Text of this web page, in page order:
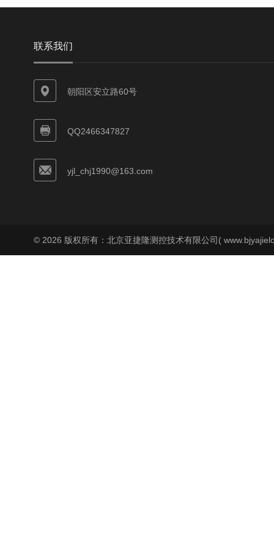
联系我们
朝阳区安立路60号
QQ2466347827
yjl_chj1990@163.com
© 2026 版权所有：北京亚捷隆测控技术有限公司(